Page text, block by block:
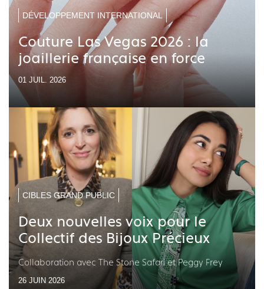
DÉVELOPPEMENT INTERNATIONAL
Couture Las Vegas 2026 : la
joaillerie française en force
01 JUIL. 2026
CIBLES GRAND PUBLIC
Deux nouvelles voix pour le
Collectif des Bijoux Précieux
Collaboration avec The Stone Safari et Peggy Frey
26 JUIN 2026